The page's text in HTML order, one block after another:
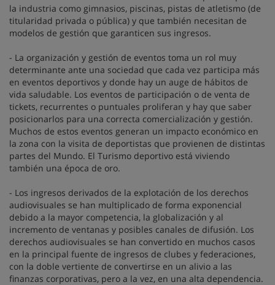
la industria como gimnasios, piscinas, pistas de atletismo (de
titularidad privada o pública) y que también necesitan de
modelos de gestión que garanticen sus ingresos.
- La organización y gestión de eventos toma un rol muy
determinante ante una sociedad que cada vez participa más
en eventos deportivos y donde hay un auge de hábitos de
vida saludable. Los eventos de participación o de venta de
tickets, recurrentes o puntuales proliferan y hay que saber
posicionarlos para una correcta comercialización y gestión.
Muchos de estos eventos generan un impacto económico en
la zona con la visita de deportistas que provienen de distintas
partes del Mundo. El Turismo deportivo está viviendo
también una época de oro.
- Los ingresos derivados de la explotación de los derechos
audiovisuales se han multiplicado de forma exponencial
debido a la mayor competencia, la globalización y al
incremento de ventanas y posibles canales de difusión. Los
derechos audiovisuales se han convertido en muchos casos
en la principal fuente de ingresos de clubes y federaciones,
con la doble vertiente de convertirse en un alivio a las
finanzas corporativas, pero a la vez, en una alta dependencia.